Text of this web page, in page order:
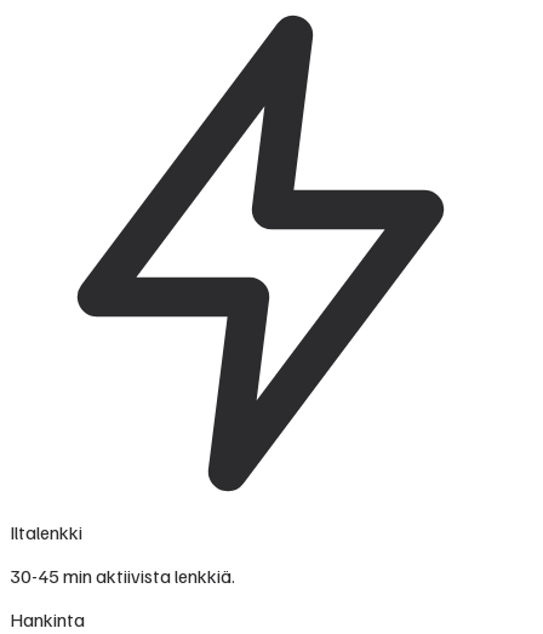
Iltalenkki
30-45 min aktiivista lenkkiä.
Hankinta